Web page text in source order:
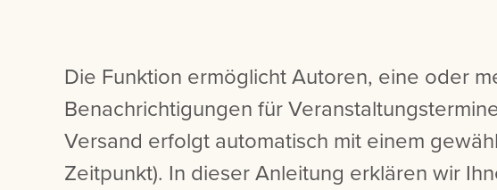
Die Funktion ermöglicht Autoren, eine oder
Benachrichtigungen für
Versand erfolgt automatisch mit einem
Zeitpunkt). In dieser Anleitung erklären wir